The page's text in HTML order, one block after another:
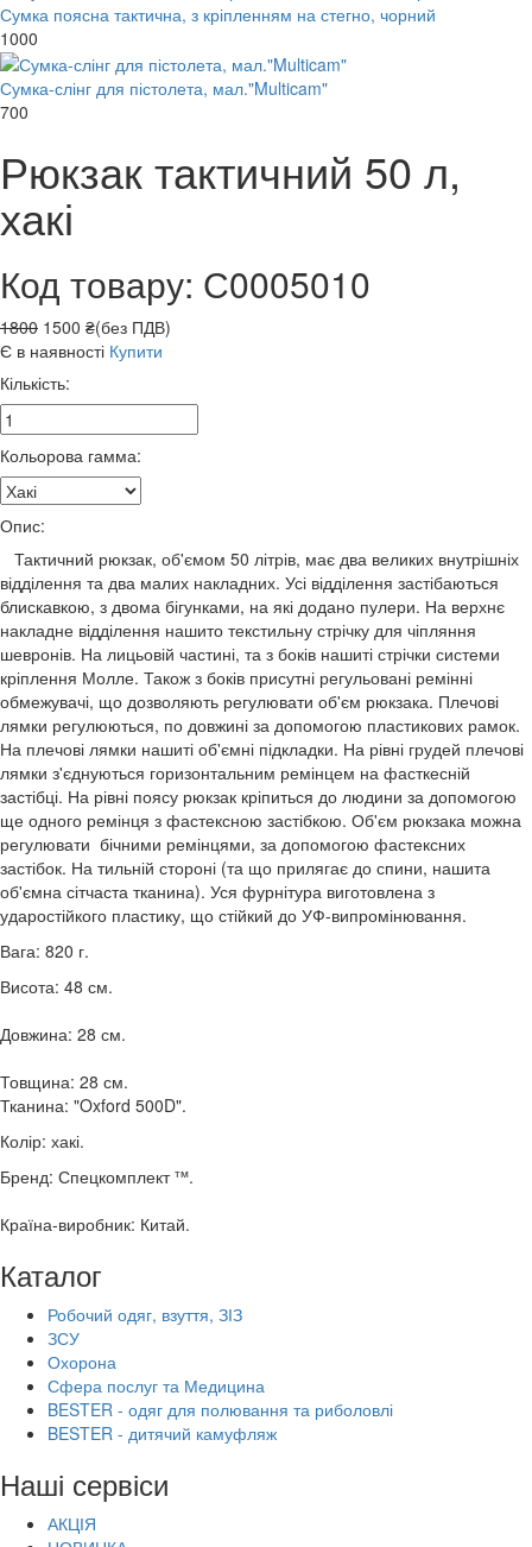
Сумка поясна тактична, з кріпленням на стегно, чорний
1000
Сумка-слінг для пістолета, мал."Multicam"
700
Рюкзак тактичний 50 л,
хакі
Код товару: С0005010
1800 1500 ₴(без ПДВ)
Є в наявності Купити
Кількість:
Кольорова гамма:
Опис:
Тактичний рюкзак, об'ємом 50 літрів, має два великих внутрішніх
відділення та два малих накладних. Усі відділення застібаються
блискавкою, з двома бігунками, на які додано пулери. На верхнє
накладне відділення нашито текстильну стрічку для чіпляння
шевронів. На лицьовій частині, та з боків нашиті стрічки системи
кріплення Молле. Також з боків присутні регульовані ремінні
обмежувачі, що дозволяють регулювати об'єм рюкзака. Плечові
лямки регулюються, по довжині за допомогою пластикових рамок.
На плечові лямки нашиті об'ємні підкладки. На рівні грудей плечові
лямки з'єднуються горизонтальним ремінцем на фасткесній
застібці. На рівні поясу рюкзак кріпиться до людини за допомогою
ще одного ремінця з фастексною застібкою. Об'єм рюкзака можна
регулювати бічними ремінцями, за допомогою фастексних
застібок. На тильній стороні (та що прилягає до спини, нашита
об'ємна сітчаста тканина). Уся фурнітура виготовлена з
ударостійкого пластику, що стійкий до УФ-випромінювання.
Вага: 820 г.
Висота: 48 см.
Довжина: 28 см.
Товщина: 28 см.
Тканина: "Oxford 500D".
Колір: хакі.
Бренд: Спецкомплект тм.
Країна-виробник: Китай.
Каталог
Робочий одяг, взуття, ЗІЗ
ЗСУ
Охорона
Сфера послуг та Медицина
BESTER - одяг для полювання та риболовлі
BESTER - дитячий камуфляж
Наші сервіси
АКЦІЯ